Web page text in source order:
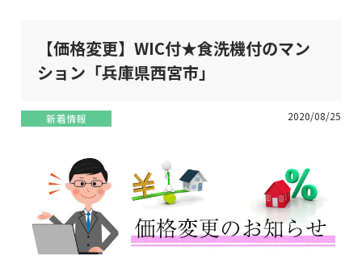
【価格変更】WIC付★食洗機付のマン
ション「兵庫県西宮市」
新着情報 2020/08/25